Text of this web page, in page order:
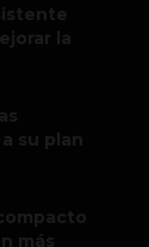
la
su plan
más